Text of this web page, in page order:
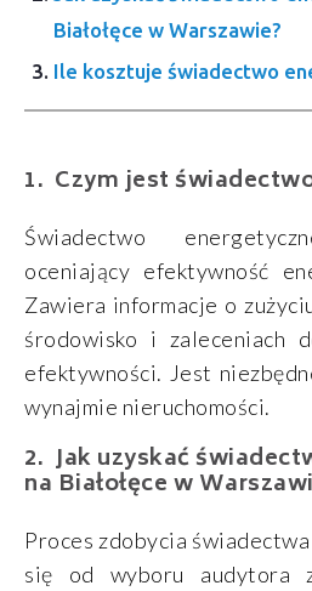
Białołęce w Warszawie?
Ile kosztuje świadectwo
Czym jest
Świadectwo
oceniający efektywność
Zawiera informacje o
środowisko i zaleceniach
efektywności. Jest
wynajmie nieruchomości.
Jak uzyskać
na Białołęce w
Proces zdobycia świadectwa
się od wyboru audytora